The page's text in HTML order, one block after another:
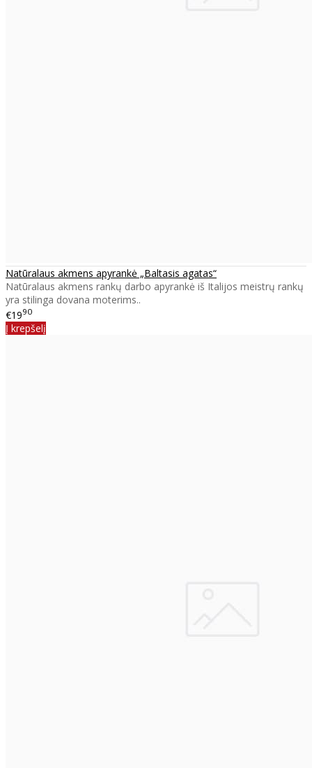
Natūralaus akmens apyrankė „Baltasis agatas“
Natūralaus akmens rankų darbo apyrankė iš Italijos meistrų rankų
yra stilinga dovana moterims..
€1990
Į krepšelį